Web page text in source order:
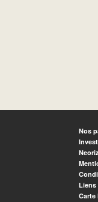
Nos
Liens
Carte